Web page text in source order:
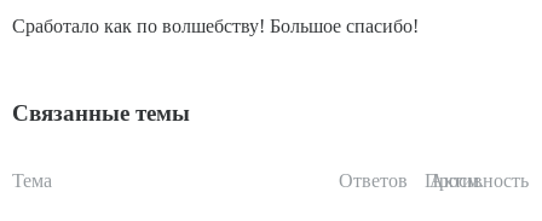
Сработало как по волшебству! Большое спасибо!
Связанные темы
Тема Ответов Просм.
Активность